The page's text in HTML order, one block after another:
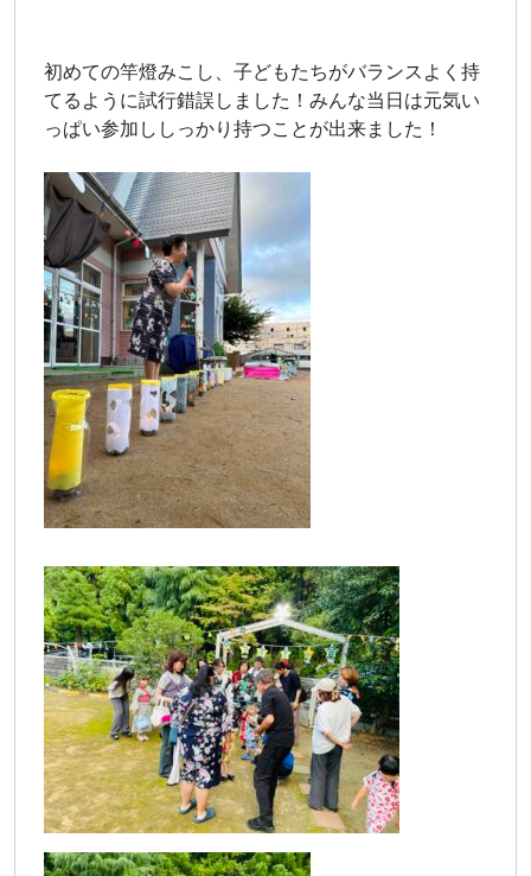
初めての竿燈みこし、子どもたちがバランスよく持
てるように試行錯誤しました！みんな当日は元気い
っぱい参加ししっかり持つことが出来ました！